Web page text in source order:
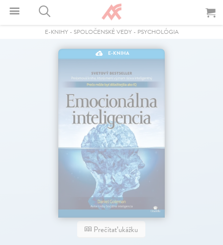
E-KNIHY- SPOLOČENSKÉ VEDY- PSYCHOLÓGIA
E-KNIHA
Prečítať ukážku